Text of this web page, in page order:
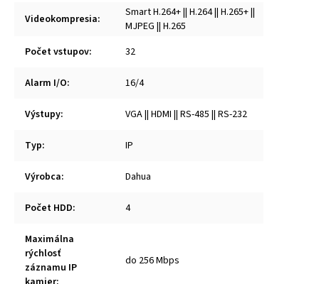
Videokompresia:
Smart H.264+ || H.264 || H.265+ ||
MJPEG || H.265
Počet vstupov: 32
Alarm I/O: 16/4
Výstupy: VGA || HDMI || RS-485 || RS-232
Typ: IP
Výrobca: Dahua
Počet HDD: 4
Maximálna
rýchlosť
záznamu IP
do 256 Mbps